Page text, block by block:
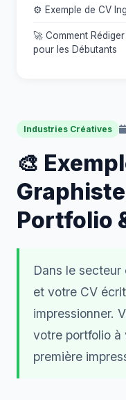
Industries Créatives
🎨
Portfolio
Dans le
et votre CV
impressionner.
votre portfolio à
première
⚙️ Exemple de CV
🚀 Comment
pour les Débutants